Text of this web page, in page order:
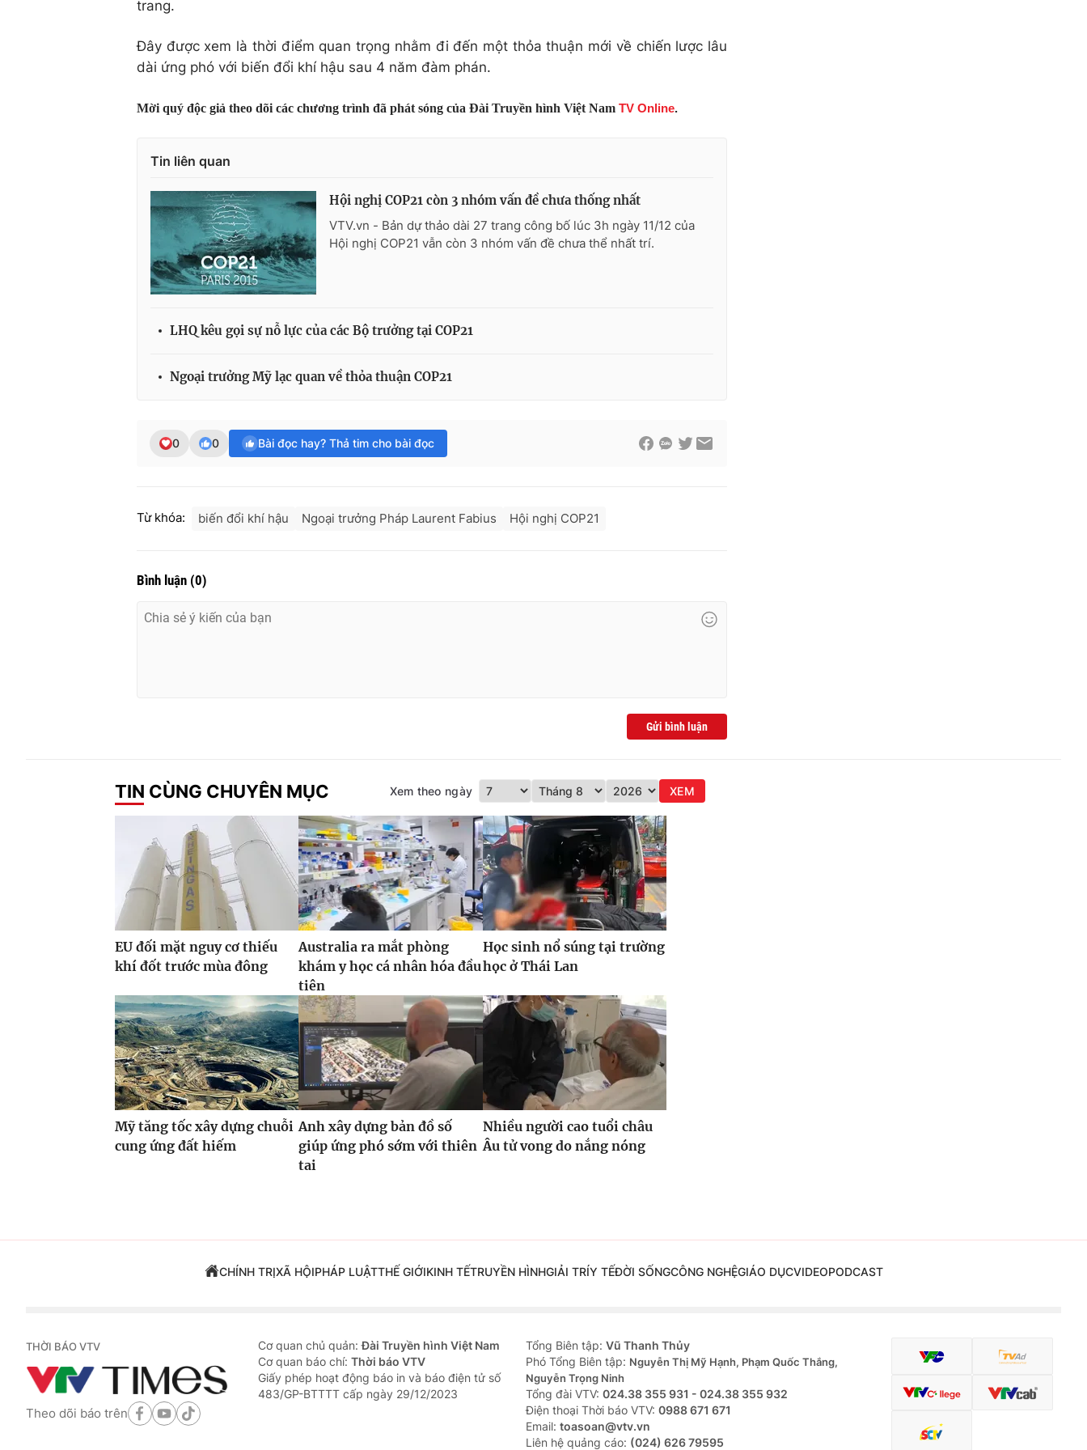
trang.
Đây được xem là thời điểm quan trọng nhằm đi đến một thỏa thuận mới về chiến lược lâu
dài ứng phó với biến đổi khí hậu sau 4 năm đàm phán.
Mời quý độc giả theo dõi các chương trình đã phát sóng của Đài Truyền hình Việt Nam TV Online.
Tin liên quan
Hội nghị COP21 còn 3 nhóm vấn đề chưa thống nhất
VTV.vn - Bản dự thảo dài 27 trang công bố lúc 3h ngày 11/12 của
Hội nghị COP21 vẫn còn 3 nhóm vấn đề chưa thể nhất trí.
LHQ kêu gọi sự nỗ lực của các Bộ trưởng tại COP21
Ngoại trưởng Mỹ lạc quan về thỏa thuận COP21
0 0 Bài đọc hay? Thả tim cho bài đọc
Từ khóa: biến đổi khí hậu Ngoại trưởng Pháp Laurent Fabius Hội nghị COP21
Bình luận (0)
Gửi bình luận
TIN CÙNG CHUYÊN MỤC Xem theo ngày XEM
EU đối mặt nguy cơ thiếu
khí đốt trước mùa đông
Australia ra mắt phòng
khám y học cá nhân hóa đầu
tiên
Học sinh nổ súng tại trường
học ở Thái Lan
Mỹ tăng tốc xây dựng chuỗi
cung ứng đất hiếm
Anh xây dựng bản đồ số
giúp ứng phó sớm với thiên
tai
Nhiều người cao tuổi châu
Âu tử vong do nắng nóng
CHÍNH TRỊXÃ HỘIPHÁP LUẬTTHẾ GIỚIKINH TẾTRUYỀN HÌNHGIẢI TRÍY TẾĐỜI SỐNGCÔNG NGHỆGIÁO DỤCVIDEOPODCAST
THỜI BÁO VTV
Theo dõi báo trên
Cơ quan chủ quản:Đài Truyền hình Việt Nam
Cơ quan báo chí: Thời báo VTV
Giấy phép hoạt động báo in và báo điện tử số
483/GP-BTTTT cấp ngày 29/12/2023
Tổng Biên tập: Vũ Thanh Thủy
Phó Tổng Biên tập: Nguyễn Thị Mỹ Hạnh, Phạm Quốc Thắng,
Nguyễn Trọng Ninh
Tổng đài VTV: 024.38 355 931 - 024.38 355 932
Ðiện thoại Thời báo VTV: 0988 671 671
Email: toasoan@vtv.vn
Liên hệ quảng cáo: (024) 626 79595